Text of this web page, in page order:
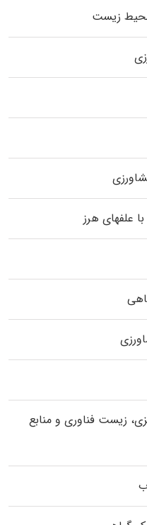
زیست
علفهای هرز
زیست فناوری و منابع